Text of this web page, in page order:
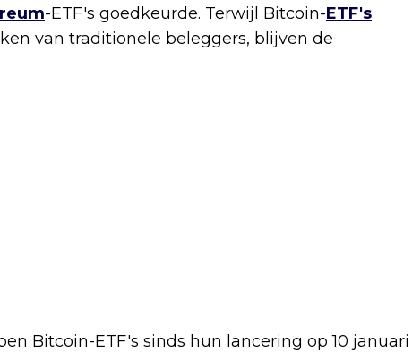
-ETF's goedkeurde. Terwijl Bitcoin-ETF's
van traditionele beleggers, blijven de
Bitcoin-ETF's sinds hun lancering op 10 januari